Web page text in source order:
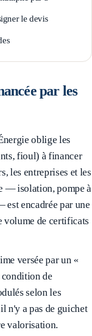
le devis
par les
oblige les
fioul) à financer
les entreprises et les
— isolation, pompe à
encadrée par une
volume de certificats
versée par un «
condition de
selon les
n'y a pas de guichet
valorisation.